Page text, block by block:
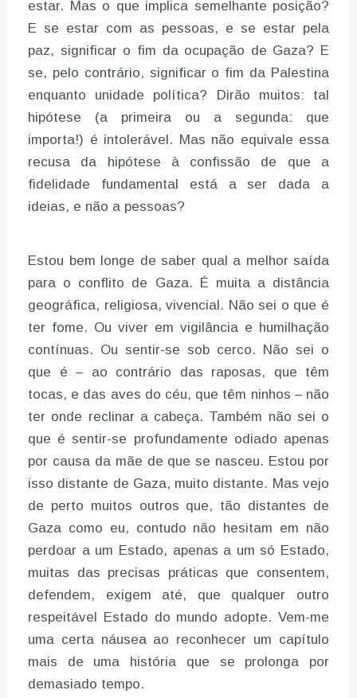
estar. Mas o que implica semelhante posição?
E se estar com as pessoas, e se estar pela
paz, significar o fim da ocupação de Gaza? E
se, pelo contrário, significar o fim da Palestina
enquanto unidade política? Dirão muitos: tal
hipótese (a primeira ou a segunda: que
importa!) é intolerável. Mas não equivale essa
recusa da hipótese à confissão de que a
fidelidade fundamental está a ser dada a
ideias, e não a pessoas?
Estou bem longe de saber qual a melhor saída
para o conflito de Gaza. É muita a distância
geográfica, religiosa, vivencial. Não sei o que é
ter fome. Ou viver em vigilância e humilhação
contínuas. Ou sentir-se sob cerco. Não sei o
que é – ao contrário das raposas, que têm
tocas, e das aves do céu, que têm ninhos – não
ter onde reclinar a cabeça. Também não sei o
que é sentir-se profundamente odiado apenas
por causa da mãe de que se nasceu. Estou por
isso distante de Gaza, muito distante. Mas vejo
de perto muitos outros que, tão distantes de
Gaza como eu, contudo não hesitam em não
perdoar a um Estado, apenas a um só Estado,
muitas das precisas práticas que consentem,
defendem, exigem até, que qualquer outro
respeitável Estado do mundo adopte. Vem-me
uma certa náusea ao reconhecer um capítulo
mais de uma história que se prolonga por
demasiado tempo.